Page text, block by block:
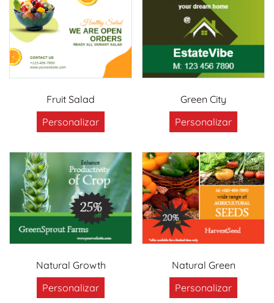
Fruit Salad
Personalizar
Green City
Personalizar
Natural Growth
Personalizar
Natural Green
Personalizar